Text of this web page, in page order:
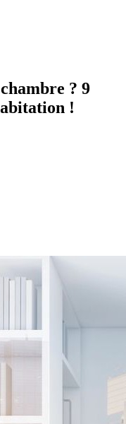
? 9
!